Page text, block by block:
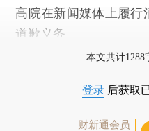
高院在新闻媒体上履行
道歉义务。
本文共计1288
登录 后获取
财新通会员